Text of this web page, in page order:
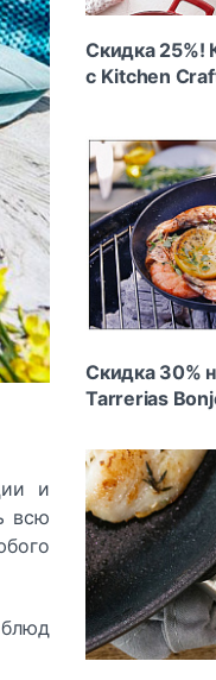
и
всю
Скидка 25%!
с Kitchen
Скидка 30%
Tarrerias